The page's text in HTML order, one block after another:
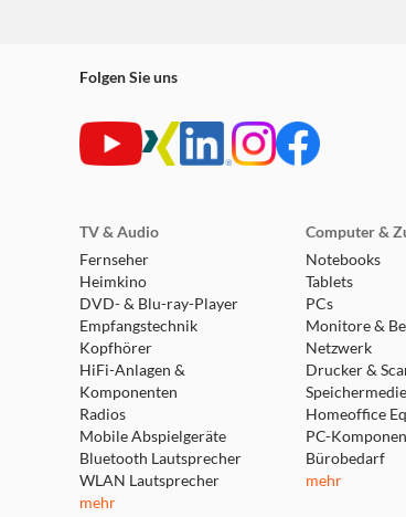
Folgen Sie uns
TV & Audio
Fernseher
Heimkino
DVD- & Blu-ray-Player
Empfangstechnik
Kopfhörer
HiFi-Anlagen &
Komponenten
Radios
Mobile Abspielgeräte
Bluetooth Lautsprecher
WLAN Lautsprecher
mehr
Computer &
Notebooks
Tablets
PCs
Monitore &
Netzwerk
Drucker &
Homeoffice
PC-
Bürobedarf
mehr